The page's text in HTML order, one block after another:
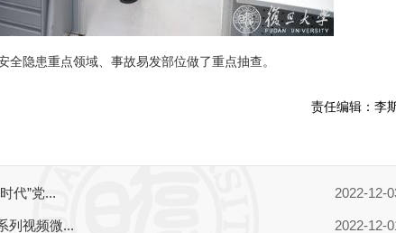
隐患重点领域、事故易发部位做了重点抽查。
责任编辑： 李